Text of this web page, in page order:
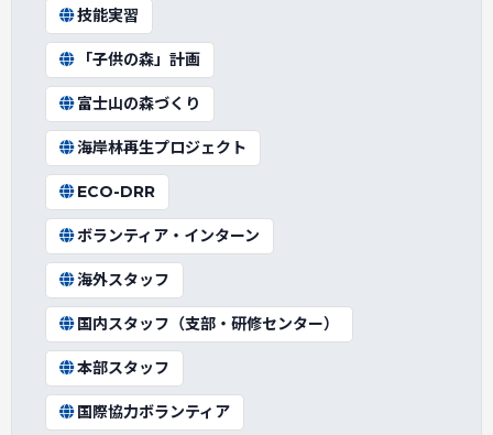
技能実習
「子供の森」計画
富士山の森づくり
海岸林再生プロジェクト
ECO-DRR
ボランティア・インターン
海外スタッフ
国内スタッフ（支部・研修センター）
本部スタッフ
国際協力ボランティア